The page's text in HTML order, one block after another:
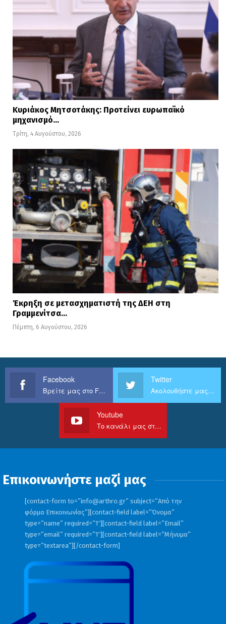
Κυριάκος Μητσοτάκης: Προτείνει ευρωπαϊκό
μηχανισμό…
Τρίτη, 4 Αυγούστου, 2026
Έκρηξη σε μετασχηματιστή της ΔΕΗ στη
Γραμμενίτσα…
Πέμπτη, 6 Αυγούστου, 2026
Facebook
Βρείτε μας στο Facebook
Twitter
Ακολουθήστε μας στο Twitter
Youtube
Το κανάλι μας στο Youtube
Επικοινωνήστε μαζί μας
[contact-form to=”info@arthro.gr” subject=”Από την
φόρμα Επικοινωνίας”][contact-field label=”Όνομα”
type=”name” required=”1″][contact-field label=”Email”
type=”email” required=”1″][contact-field label=”Μήνυμα”
type=”textarea”][/contact-form]